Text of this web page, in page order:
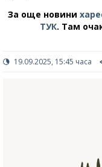
За още новини
ТУК. Там
19.09.2025, 15:45 часа